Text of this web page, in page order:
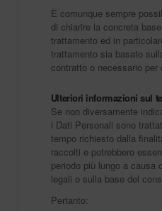
È comunque sempre
di chiarire la concreta
trattamento ed in
trattamento sia basato
contratto o necessario per
Ulteriori informazioni sul
Se non diversamente
i Dati Personali sono
tempo richiesto dalla
raccolti e potrebbero
periodo più lungo a causa
legali o sulla base del
Pertanto: